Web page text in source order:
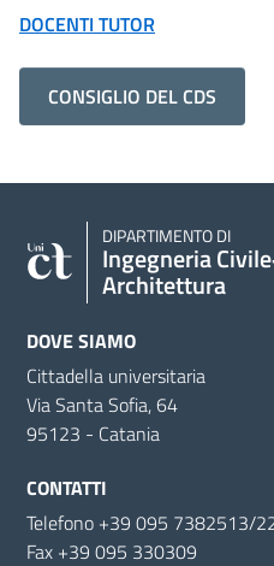
DOCENTI TUTOR
CONSIGLIO DEL CDS
DIPARTIMENTO DI
Ingegneria
Architettura
DOVE SIAMO
Cittadella universitaria
Via Santa Sofia, 64
95123 - Catania
CONTATTI
Telefono +39 095 7382513/
Fax +39 095 330309